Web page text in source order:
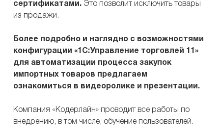
сертификатами. Это позволит исключить товары
из продажи.
Более подробно и наглядно с возможностями
конфигурации «1С:Управление торговлей 11»
для автоматизации процесса закупок
импортных товаров предлагаем
ознакомиться в видеоролике и презентации.
Компания «Кодерлайн» проводит все работы по
внедрению, в том числе, обучение пользователей.